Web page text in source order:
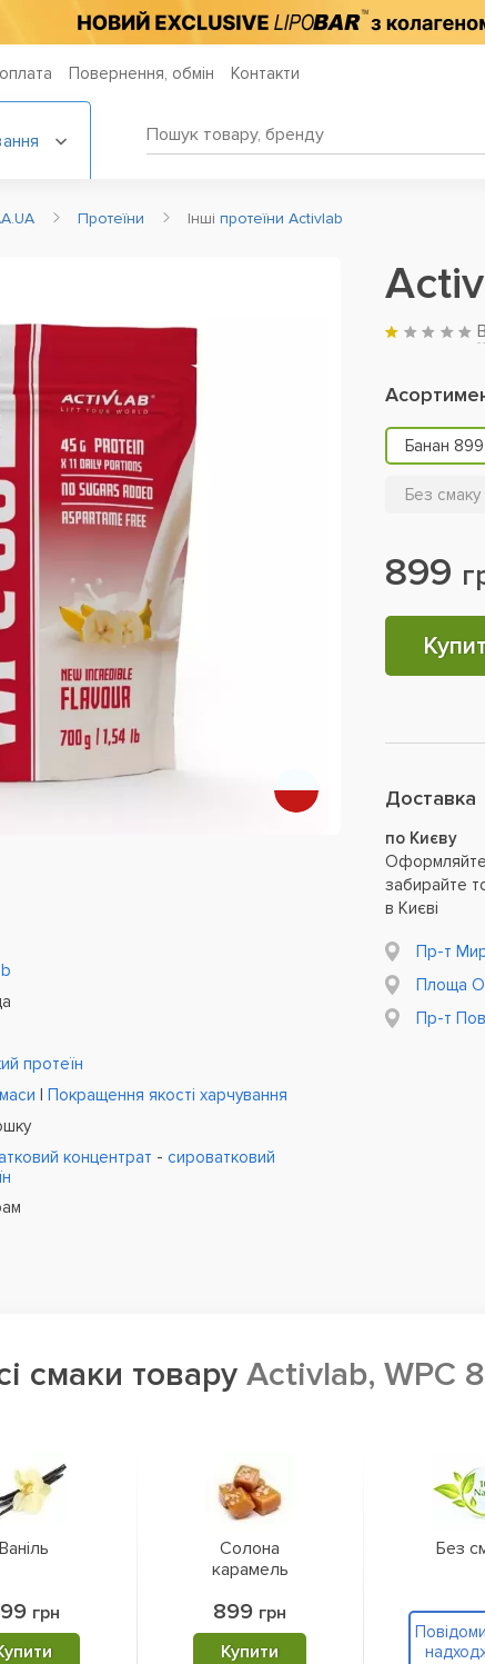
Повернення, обмін Контакти
Протеїни Інші протеїни Activlab
протеїн
| Покращення якості харчування
концентрат - сироватковий
Банан
Без смаку
899
Доставка
по Києву
Оформляйте
забирайте
в Києві
Пр-т
Площа
Пр-т
смаки товару Activlab, WPC
Ваніль
грн
Солона
карамель
899 грн
Купити
Без